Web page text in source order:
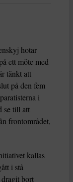
hotar
ett möte med
tänkt att
på den fem
i
se till att
frontområdet,
kallas
i stå
bort